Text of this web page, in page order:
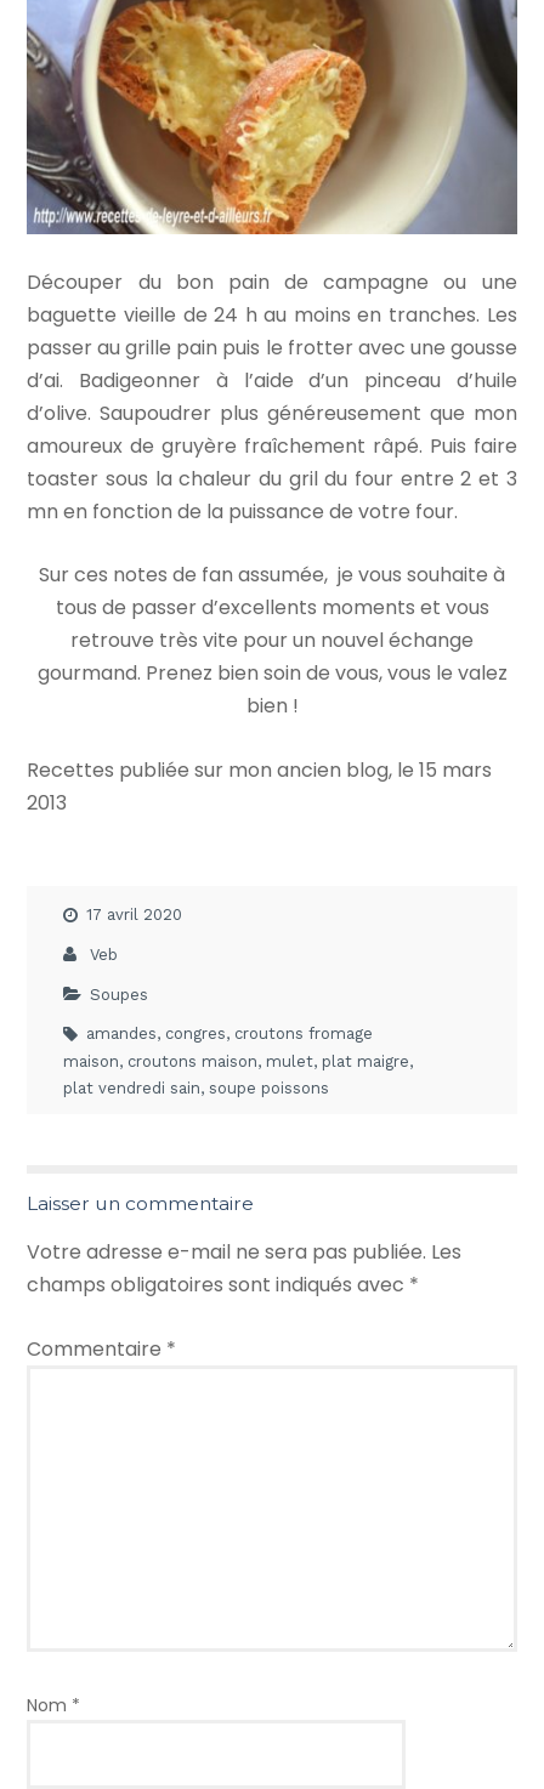
Découper du bon pain de campagne ou une
baguette vieille de 24 h au moins en tranches. Les
passer au grille pain puis le frotter avec une gousse
d’ai. Badigeonner à l’aide d’un pinceau d’huile
d’olive. Saupoudrer plus généreusement que mon
amoureux de gruyère fraîchement râpé. Puis faire
toaster sous la chaleur du gril du four entre 2 et 3
mn en fonction de la puissance de votre four.
Sur ces notes de fan assumée, je vous souhaite à
tous de passer d’excellents moments et vous
retrouve très vite pour un nouvel échange
gourmand. Prenez bien soin de vous, vous le valez
bien !
Recettes publiée sur mon ancien blog, le15 mars
2013
17 avril 2020
Veb
Soupes
amandes, congres, croutons fromage
maison, croutons maison, mulet, plat maigre,
plat vendredi sain,soupe poissons
Laisser un commentaire
Votre adresse e-mail ne sera pas publiée. Les
champs obligatoires sont indiqués avec *
Commentaire *
Nom *